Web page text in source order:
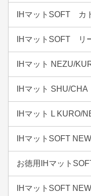
IHマットSOFT カ
IHマットSOFT リ
IHマット NEZU/
IHマット SHU/CHA
IHマット L KURO/
IHマットSOFT
お徳用IHマット
IHマットSOFT